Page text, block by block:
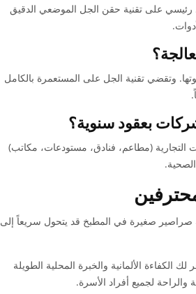
رئيسي على تقنية حقن الجل الموضعي الدقيق
الصراصير وموتها. وتقضي تقنية الجل على المستعمرة بالكامل
بعقود سنوية؟
التجارية (مطاعم، فنادق، مستودعات، مكاتب)
صغيرة في المطبخ قد يتحول سريعاً إلى
الكفاءة الألمانية والخبرة المحلية الطويلة
والراحة لجميع أفراد الأسرة.